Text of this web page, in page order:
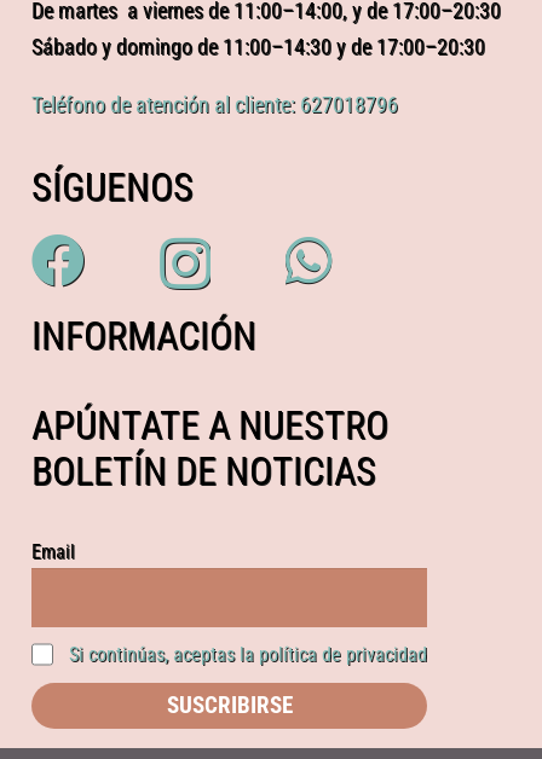
De martes a viernes de 11:00–14:00, y de 17:00–20:30
Sábado y domingo de 11:00–14:30 y de 17:00–20:30
Teléfono de atención al cliente: 627018796
SÍGUENOS
INFORMACIÓN
APÚNTATE A NUESTRO
BOLETÍN DE NOTICIAS
Email
Si continúas, aceptas la política de privacidad